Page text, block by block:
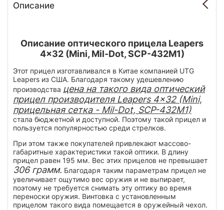
Описание
Описание оптического прицела Leapers
4x32 (Mini, Mil-Dot, SCP-432M1)
Этот прицел изготавливался в Китае компанией UTG
Leapers из США. Благодаря такому удешевлению
производства цена на такого вида оптический
прицел производителя Leapers 4x32 (Mini,
прицельная сетка - Mil-Dot, SCP-432M1)
стала бюджетной и доступной. Поэтому такой прицел и
пользуется популярностью среди стрелков.
При этом также покупателей привлекают массово-
габаритные характеристики такой оптики. В длину
прицел равен 195 мм. Вес этих прицелов не превышает
306 грамм. Благодаря таким параметрам прицел не
увеличивает ощутимо вес оружия и не выпирает,
поэтому не требуется снимать эту оптику во время
переноски оружия. Винтовка с установленным
прицелом такого вида помещается в оружейный чехол.